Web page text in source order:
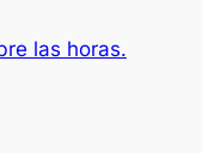
las horas.